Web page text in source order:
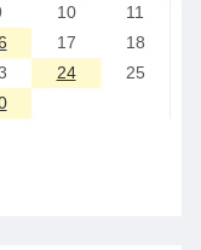
10
11
17
18
24
25